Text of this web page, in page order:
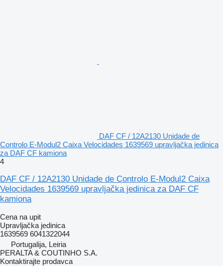
DAF CF / 12A2130 Unidade de
Controlo E-Modul2 Caixa Velocidades 1639569 upravljačka jedinica
za DAF CF kamiona
4
DAF CF / 12A2130 Unidade de Controlo E-Modul2 Caixa
Velocidades 1639569 upravljačka jedinica za DAF CF
kamiona
Cena na upit
Upravljačka jedinica
1639569 6041322044
Portugalija, Leiria
PERALTA & COUTINHO S.A.
Kontaktirajte prodavca